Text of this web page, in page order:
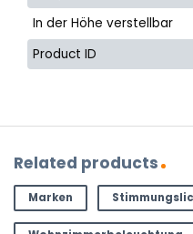
In der Höhe verstellbar
Product ID
Related products
Marken